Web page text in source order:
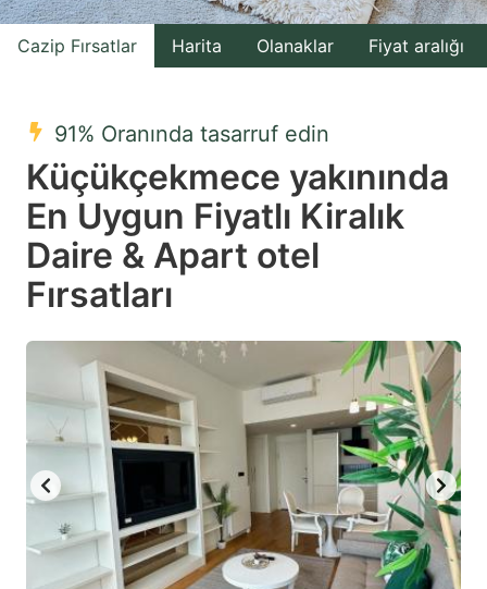
with
the
select
a
date.
Press
the
question
mark
key
to
get
the
keyboard
shortcuts
for
with
the
select
a
date.
Press
mark
key
to
get
the
keyboard
shortcuts
for
Cazip Fırsatlar Harita Olanaklar Fiyat aralığı
91% Oranında tasarruf edin
Küçükçekmece yakınında
En Uygun Fiyatlı Kiralık
Daire & Apart otel
Fırsatları